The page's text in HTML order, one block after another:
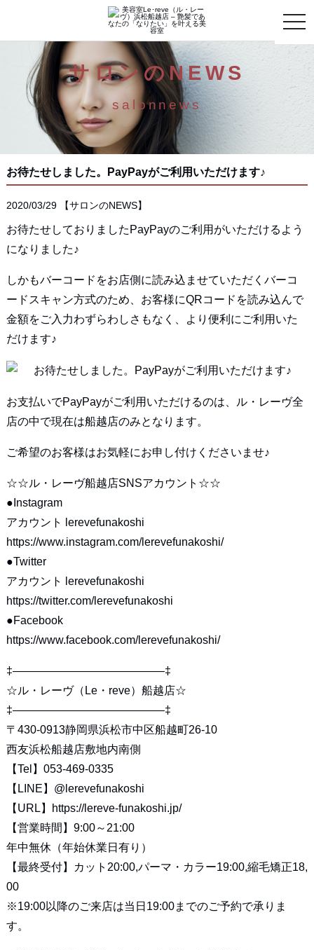
toggle
サロンのNEWS
salonnews
お待たせしました。PayPayがご利用いただけます♪
2020/03/29 【サロンのNEWS】
お待たせしておりましたPayPayのご利用がいただけるよう
になりました♪
しかもバーコードをお店側に読み込ませていただくバーコ
ードスキャン方式のため、お客様にQRコードを読み込んで
金額をご入力わずらわしさもなく、より便利にご利用いた
だけます♪
お支払いでPayPayがご利用いただけるのは、ル・レーヴ全
店の中で現在は船越店のみとなります。
ご希望のお客様はお気軽にお申し付けくださいませ♪
☆☆ル・レーヴ船越店SNSアカウント☆☆
●Instagram
アカウント lerevefunakoshi
https://www.instagram.com/lerevefunakoshi/
●Twitter
アカウント lerevefunakoshi
https://twitter.com/lerevefunakoshi
●Facebook
https://www.facebook.com/lerevefunakoshi/
‡—————————————–‡
☆ル・レーヴ（Le・reve）船越店☆
‡—————————————–‡
〒430-0913静岡県浜松市中区船越町26-10
西友浜松船越店敷地内南側
【Tel】053-469-0335
【LINE】 @lerevefunakoshi
【URL】
https://lereve-funakoshi.jp/
【営業時間】9:00～21:00
年中無休（年始休業日有り）
【最終受付】カット20:00,パーマ・カラー19:00,縮毛矯正18,
00
※19:00以降のご来店は当日19:00までのご予約で承りま
す。